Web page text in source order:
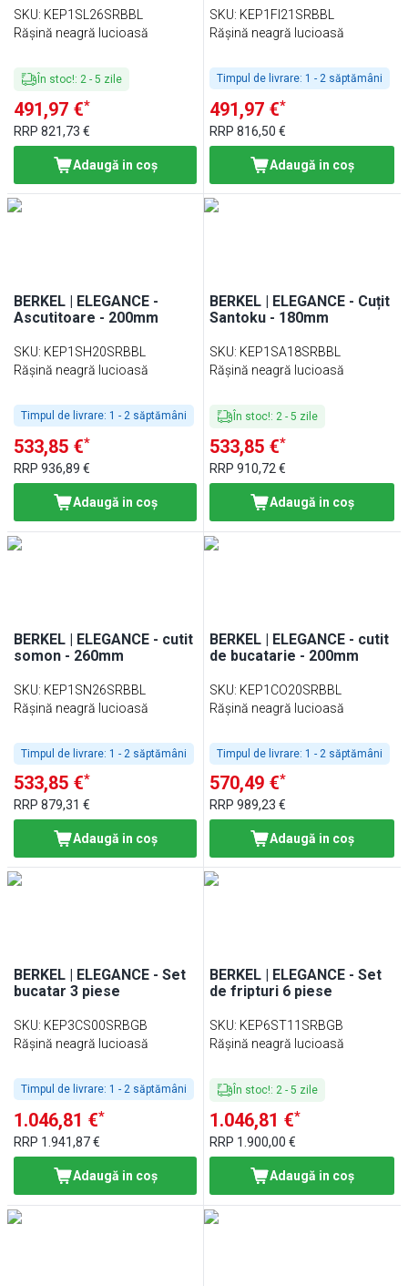
SKU: KEP1SL26SRBBL
Rășină neagră lucioasă
În stoc!: 2 - 5 zile
491,97 €*
RRP 821,73 €
Adaugă in coş
SKU: KEP1FI21SRBBL
Rășină neagră lucioasă
Timpul de livrare: 1 - 2 săptămâni
491,97 €*
RRP816,50 €
Adaugă in coş
BERKEL | ELEGANCE -
Ascutitoare - 200mm
SKU: KEP1SH20SRBBL
Rășină neagră lucioasă
Timpul de livrare: 1 - 2 săptămâni
533,85 €*
RRP 936,89 €
Adaugă in coş
BERKEL | ELEGANCE - Cuțit
Santoku - 180mm
SKU: KEP1SA18SRBBL
Rășină neagră lucioasă
În stoc!: 2 -5 zile
533,85 €*
RRP910,72 €
Adaugă in coş
BERKEL | ELEGANCE - cutit
somon - 260mm
SKU: KEP1SN26SRBBL
Rășină neagră lucioasă
Timpul de livrare: 1 - 2 săptămâni
533,85 €*
RRP 879,31 €
Adaugă in coş
BERKEL | ELEGANCE - cutit
de bucatarie - 200mm
SKU: KEP1CO20SRBBL
Rășină neagră lucioasă
Timpul de livrare: 1 - 2 săptămâni
570,49 €*
RRP989,23 €
Adaugă in coş
BERKEL | ELEGANCE - Set
bucatar 3 piese
SKU: KEP3CS00SRBGB
Rășină neagră lucioasă
Timpul de livrare: 1 - 2 săptămâni
1.046,81 €*
RRP 1.941,87 €
Adaugă in coş
BERKEL | ELEGANCE - Set
de fripturi 6 piese
SKU: KEP6ST11SRBGB
Rășină neagră lucioasă
În stoc!: 2 -5 zile
1.046,81 €*
RRP 1.900,00 €
Adaugă in coş